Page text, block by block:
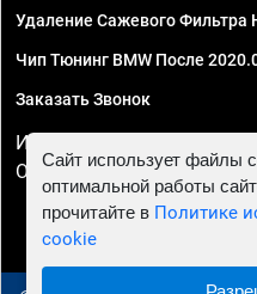
Удаление Сажевого Фильтра
Чип Тюнинг BMW После
Заказать Звонок
ИП Смирнов Георгий
ОГРНИП 324470400032610
Сайт использует файлы
оптимальной работы
прочитайте в Политике
cookie